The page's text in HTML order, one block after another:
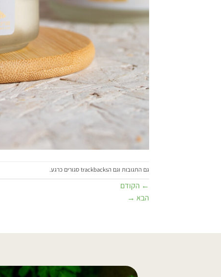
גם התגובות וגם הtrackbacks סגורים כרגע.
← הקודם
הבא →